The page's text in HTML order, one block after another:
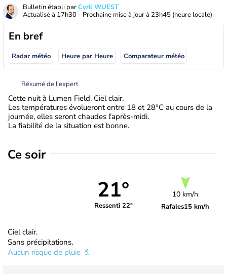
Bulletin établi parCyril WUEST
Actualisé à 17h30 - Prochaine mise à jour à 23h45 (heure locale)
En bref
Radar météo Heure par Heure Comparateur météo
Résumé de l’expert
Cette nuit à Lumen Field, Ciel clair.
Les températures évolueront entre 18 et 28°C au cours de la
journée, elles seront chaudes l'après-midi.
La fiabilité de la situation est bonne.
Ce soir
21°
Ressenti 22°
10 km/h
Rafales15 km/h
Ciel clair.
Sans précipitations.
Aucun risque de pluie